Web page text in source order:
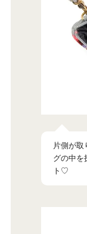
片側が取
グの中を